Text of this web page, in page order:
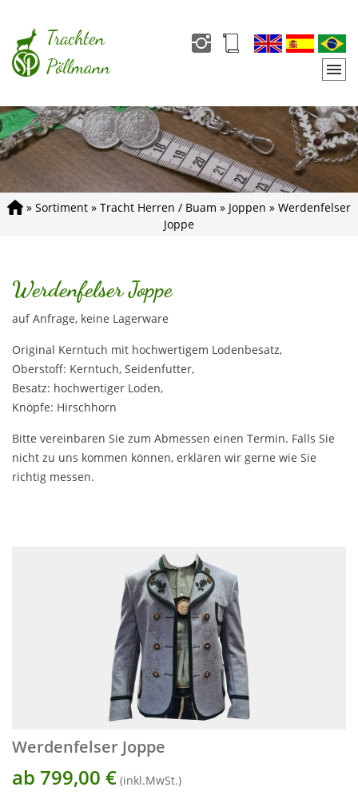
Trachten
Pöllmann
» Sortiment » Tracht Herren / Buam » Joppen » Werdenfelser
Joppe
Werdenfelser Joppe
auf Anfrage, keine Lagerware
Original Kerntuch mit hochwertigem Lodenbesatz,
Oberstoff: Kerntuch, Seidenfutter,
Besatz: hochwertiger Loden,
Knöpfe: Hirschhorn
Bitte vereinbaren Sie zum Abmessen einen Termin. Falls Sie
nicht zu uns kommen können, erklären wir gerne wie Sie
richtig messen.
Werdenfelser Joppe
ab 799,00 € (inkl.MwSt.)